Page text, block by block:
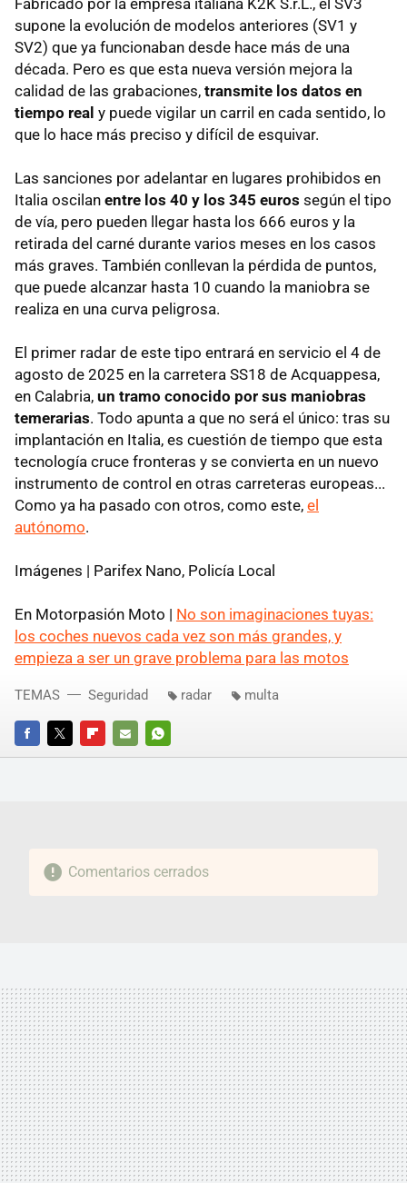
supone la evolución de modelos anteriores (SV1 y
SV2) que ya funcionaban desde hace más de una
década. Pero es que esta nueva versión mejora la
calidad de las grabaciones, transmite los datos en
tiempo real y puede vigilar un carril en cada sentido, lo
que lo hace más preciso y difícil de esquivar.
Las sanciones por adelantar en lugares prohibidos en
Italia oscilan entre los 40 y los 345 euros según el tipo
de vía, pero pueden llegar hasta los 666 euros y la
retirada del carné durante varios meses en los casos
más graves. También conllevan la pérdida de puntos,
que puede alcanzar hasta 10 cuando la maniobra se
realiza en una curva peligrosa.
El primer radar de este tipo entrará en servicio el 4 de
agosto de 2025 en la carretera SS18 de Acquappesa,
en Calabria, un tramo conocido por sus maniobras
temerarias. Todo apunta a que no será el único: tras su
implantación en Italia, es cuestión de tiempo que esta
tecnología cruce fronteras y se convierta en un nuevo
instrumento de control en otras carreteras europeas...
Como ya ha pasado con otros, como este, el
autónomo.
Imágenes | Parifex Nano, Policía Local
En Motorpasión Moto | No son imaginaciones tuyas:
los coches nuevos cada vez son más grandes, y
empieza a ser un grave problema para las motos
FACEBOOKTWITTERFLIPBOARD
E-
WHATSAPP
TEMAS Seguridad radar multa
Comentarios cerrados